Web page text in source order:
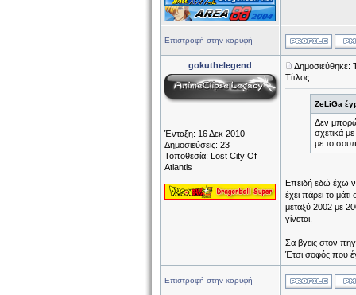
Επιστροφή στην κορυφή
gokuthelegend
Ένταξη: 16 Δεκ 2010
Δημοσιεύσεις: 23
Τοποθεσία: Lost City Of
Atlantis
Δημοσιεύθηκε:
Τίτλος:
ZeLiGa
Δεν μπορώ
σχετικά
με το
Επειδή εδώ έχω
έχει πάρει το
μεταξύ 2002 με
γίνεται.
Σα βγεις στον
Έτσι σοφός που
Επιστροφή στην κορυφή